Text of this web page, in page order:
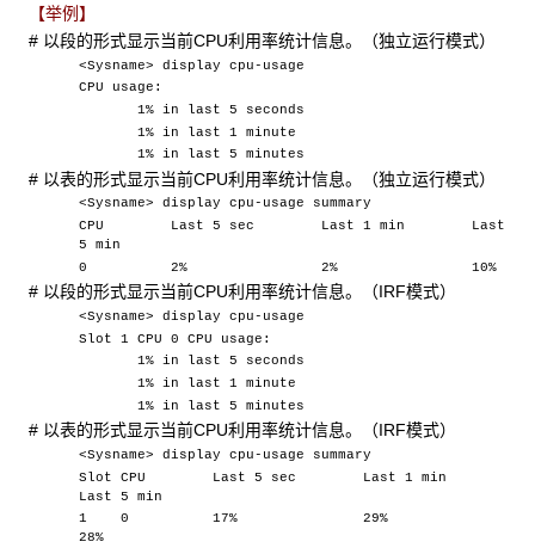
【举例】
# 以段的形式显示当前CPU利用率统计信息。（独立运行模式）
<Sysname> display cpu-usage
CPU usage:
1% in last 5 seconds
1% in last 1 minute
1% in last 5 minutes
# 以表的形式显示当前CPU利用率统计信息。（独立运行模式）
<Sysname> display cpu-usage summary
CPU Last 5 sec Last 1 min Last
5 min
0 2% 2% 10%
# 以段的形式显示当前CPU利用率统计信息。（IRF模式）
<Sysname> display cpu-usage
Slot 1 CPU 0 CPU usage:
1% in last 5 seconds
1% in last 1 minute
1% in last 5 minutes
# 以表的形式显示当前CPU利用率统计信息。（IRF模式）
<Sysname> display cpu-usage summary
Slot CPU Last 5 sec Last 1 min
Last 5 min
1 0 17% 29%
28%